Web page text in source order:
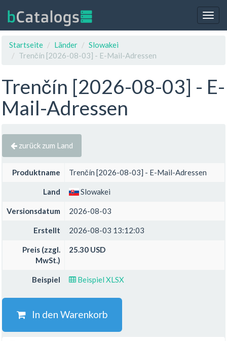
Startseite
Länder
Slowakei
Trenčín [2026-08-03] - E-Mail-Adressen
Trenčín [2026-08-03] - E-
Mail-Adressen
zurück zum Land
Produktname Trenčín [2026-08-03] - E-Mail-Adressen
Land Slowakei
Versionsdatum 2026-08-03
Erstellt 2026-08-03 13:12:03
Preis (zzgl.
MwSt.)
25.30 USD
Beispiel Beispiel XLSX
In den Warenkorb